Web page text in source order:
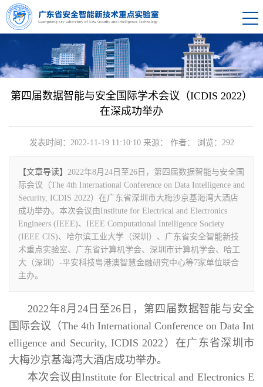
第四届数据智能与安全国际学术会议（ICDIS 2022）
在深成功举办
发表时间：2022-11-19 11:10:10 来源： 作者： 浏览： 292
【文章导读】 2022年8月24日至26日，第四届数据智能与安全国
际会议（The 4th International Conference on Data Intelligence and
Security, ICDIS 2022）在广东省深圳市大梅沙京基海湾大酒店
成功举办。本次会议由Institute for Electrical and Electronics
Engineers (IEEE)、IEEE Computational Intelligence Society
(IEEE CIS)、哈尔滨工业大学（深圳）、广东省安全智能新技
术重点实验室、广东省计算机学会、深圳市计算机学会、哈工
大（深圳）-平安科技粤港澳智慧金融研究中心等7家单位联合
主办。
2022年8月24日至26日，第四届数据智能与安全
国际会议（The 4th International Conference on Data Int
elligence and Security, ICDIS 2022）在广东省深圳市
大梅沙京基海湾大酒店成功举办。
本次会议由Institute for Electrical and Electronics E